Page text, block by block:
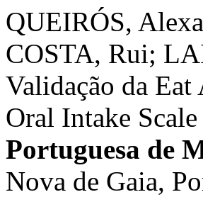
QUEIRÓS,
COSTA, Rui;
Validação da
Oral Intake
Portuguesa de
Nova de Gaia,